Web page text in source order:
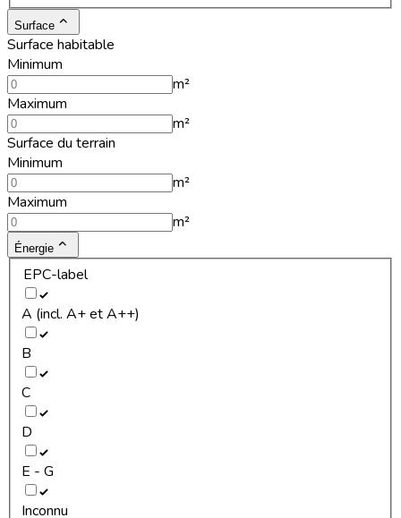
Surface
Surface habitable
Minimum
m²
Maximum
m²
Surface du terrain
Minimum
m²
Maximum
m²
Énergie
EPC-label
A (incl. A+ et A++)
B
C
D
E - G
Inconnu